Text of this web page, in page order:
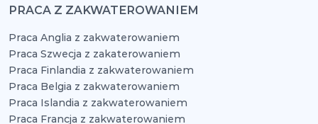
PRACA Z ZAKWATEROWANIEM
Praca Anglia z zakwaterowaniem
Praca Szwecja z zakaterowaniem
Praca Finlandia z zakwaterowaniem
Praca Belgia z zakwaterowaniem
Praca Islandia z zakwaterowaniem
Praca Francja z zakwaterowaniem